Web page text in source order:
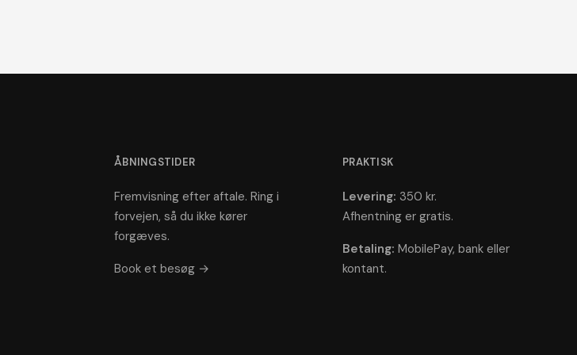
ÅBNINGSTIDER
Fremvisning efter aftale. Ring i
forvejen, så du ikke kører
forgæves.
Book et besøg →
PRAKTISK
Levering: 350 kr.
Afhentning er gratis.
Betaling: MobilePay, bank eller
kontant.